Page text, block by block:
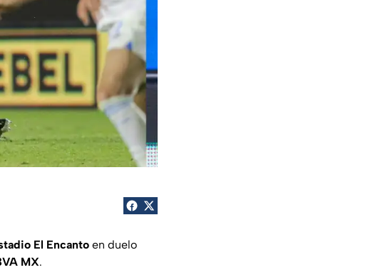
El Encanto en duelo
MX.